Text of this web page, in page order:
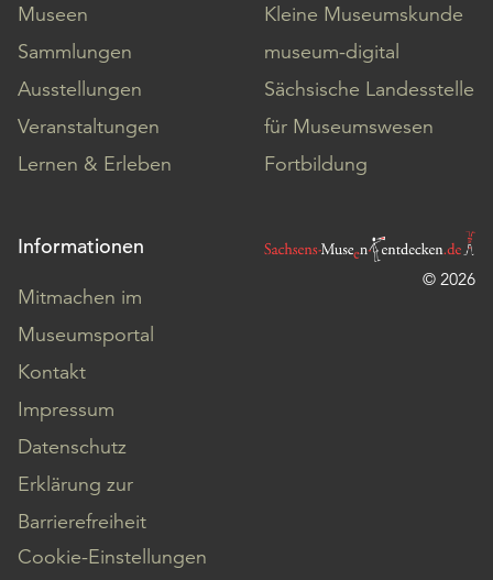
Museen
Sammlungen
Ausstellungen
Veranstaltungen
Lernen & Erleben
Kleine Museumskunde
museum-digital
Sächsische Landesstelle
für Museumswesen
Fortbildung
Informationen
Mitmachen im
Museumsportal
Kontakt
Impressum
Datenschutz
Erklärung zur
Barrierefreiheit
Cookie-Einstellungen
© 2026